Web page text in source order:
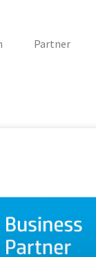
Partner